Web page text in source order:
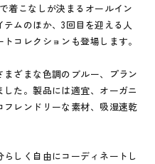
着こなしが決まるオールイン
ムのほか、3回目を迎える人
コレクションも登場します。
ざまな色調のブルー、プラン
た。製品には適宜、オーガニ
レンドリーな素材、吸湿速乾
らしく自由にコーディネートし